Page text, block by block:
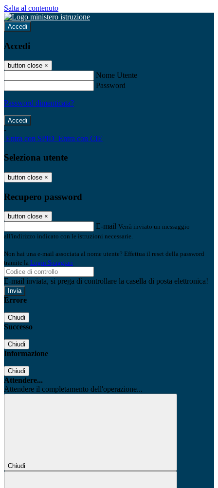
Salta al contenuto
Accedi
Accedi
button close ×
Nome Utente
Password
Password dimenticata?
-
Entra con SPID Entra con CIE
Seleziona utente
button close ×
Recupero password
button close ×
E-mail Verrà inviato un messaggio
all'indirizzo indicato con le istruzioni necessarie.
Non hai una e-mail associata al nome utente? Effettua il reset della password
tramite la Login Spaggiari
E-mail inviata, si prega di controllare la casella di posta elettronica!
Errore
Chiudi
Successo
Chiudi
Informazione
Chiudi
Attendere...
Attendere il completamento dell'operazione...
Chiudi